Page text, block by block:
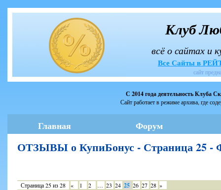
Клуб
всё о сайтах и
Все Сайты в
сайт
С 2014 года деятельность Клуба
Сайт работает в режиме архива, где
Главная Форум
ОТЗЫВЫ о КупиБонус - Страница 25
Страница25из28 « 1 2 … 23 24 25 26 27 28 »